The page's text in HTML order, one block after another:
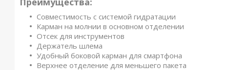
Совместимость с системой гидратации
Карман на молнии в основном отделении
Отсек для инструментов
Держатель шлема
Удобный боковой карман для смартфона
Верхнее отделение для меньшего пакета